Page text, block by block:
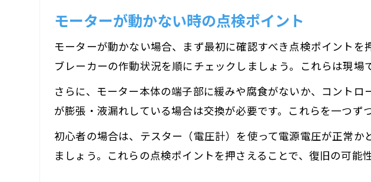
モーター修
モーター修
モーターDIY
モーターが動かない時の点検ポイント
モーターが動かない場合、まず最初に確認すべき点検ポイント
ブレーカーの作動状況を順にチェックしましょう。これらは現場
さらに、モーター本体の端子部に緩みや腐食がないか、コント
が膨張・液漏れしている場合は交換が必要です。これらを一つず
初心者の場合は、テスター（電圧計）を使って電源電圧が正常
ましょう。これらの点検ポイントを押さえることで、復旧の可能